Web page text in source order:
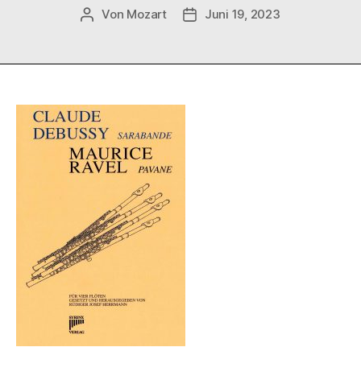
Beitragsautor
Von Mozart Veröffentlichungsdatum
Juni 19, 2023